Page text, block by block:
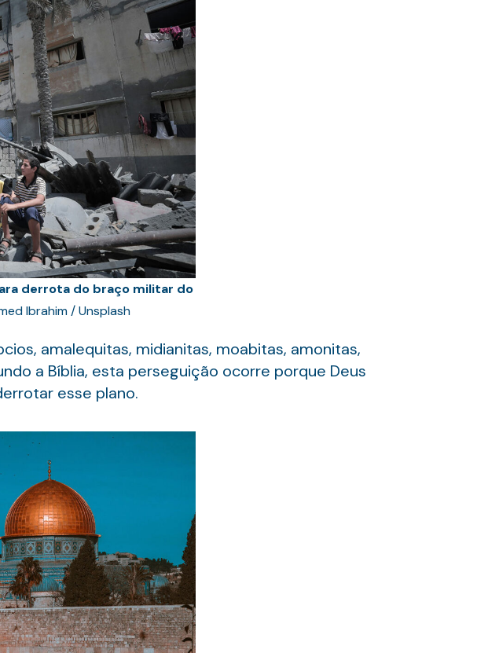
derrota do braço militar do
Ibrahim / Unsplash
amalequitas, midianitas, moabitas, amonitas,
a Bíblia, esta perseguição ocorre porque Deus
esse plano.